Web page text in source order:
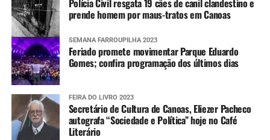
Polícia Civil resgata 19 cães de canil clandestino e
prende homem por maus-tratos em Canoas
SEMANA FARROUPILHA 2023
Feriado promete movimentar Parque Eduardo
Gomes; confira programação dos últimos dias
FEIRA DO LIVRO 2023
Secretário de Cultura de Canoas, Eliezer Pacheco
autografa “Sociedade e Política” hoje no Café
Literário